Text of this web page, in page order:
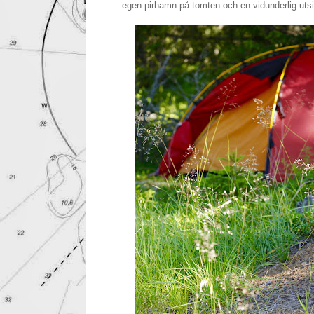
egen pirhamn på tomten och en vidunderlig